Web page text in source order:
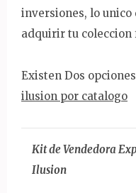
inversiones, lo unico
adquirir tu coleccion
Existen Dos
ilusion por catalogo
Kit de Vendedora
Ilusion